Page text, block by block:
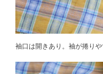
袖口は開きあり。袖が捲り